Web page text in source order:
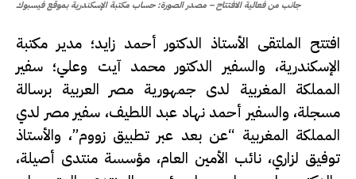
جانب من فعالية الافتتاح – مصدر الصورة: حساب مكتبة الإسكندرية بموقع فيسبوك
افتتح الملتقى الأستاذ الدكتور أحمد زايد؛ مدير مكتبة
الإسكندرية، والسفير الدكتور محمد آيت وعلي؛ سفير
المملكة المغربية لدى جمهورية مصر العربية برسالة
مسجلة، والسفير أحمد نهاد عبد اللطيف، سفير مصر لدي
المملكة المغربية “عن بعد عبر تطبيق زووم”، والأستاذ
توفيق لزاري، نائب الأمين العام، مؤسسة منتدى أصيلة،